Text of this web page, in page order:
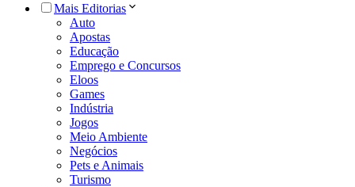
Mais Editorias
Auto
Apostas
Educação
Emprego e Concursos
Eloos
Games
Indústria
Jogos
Meio Ambiente
Negócios
Pets e Animais
Turismo